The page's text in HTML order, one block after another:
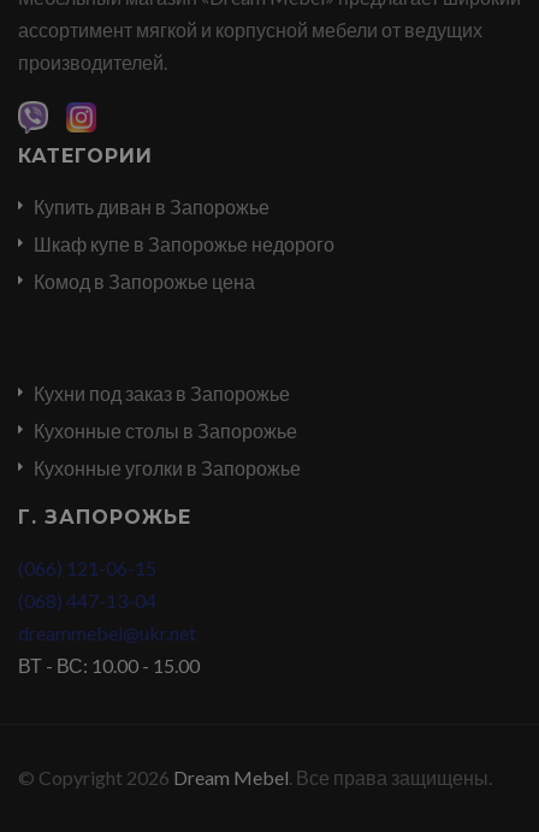
ассортимент мягкой и корпусной мебели от ведущих
производителей.
КАТЕГОРИИ
Купить диван в Запорожье
Шкаф купе в Запорожье недорого
Комод в Запорожье цена
Кухни под заказ в Запорожье
Кухонные столы в Запорожье
Кухонные уголки в Запорожье
Г. ЗАПОРОЖЬЕ
(066) 121-06-15
(068) 447-13-04
dreammebel@ukr.net
ВТ - ВС: 10.00 - 15.00
© Copyright 2026 Dream Mebel . Все права защищены.